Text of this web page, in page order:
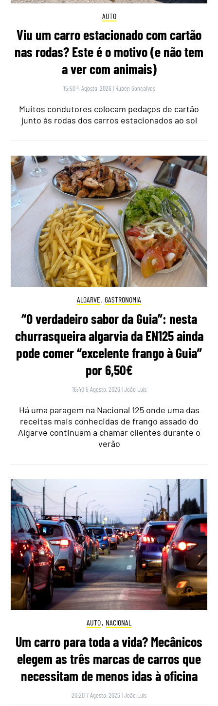
AUTO
Viu um carro estacionado com cartão
nas rodas? Este é o motivo (e não tem
a ver com animais)
15:50 4 Agosto, 2026 | Rubén Gonçalves
Muitos condutores colocam pedaços de cartão
junto às rodas dos carros estacionados ao sol
ALGARVE, GASTRONOMIA
“O verdadeiro sabor da Guia”: nesta
churrasqueira algarvia da EN125 ainda
pode comer “excelente frango à Guia”
por 6,50€
16:40 5 Agosto, 2026 |João Luís
Há uma paragem na Nacional 125 onde uma das
receitas mais conhecidas de frango assado do
Algarve continuam a chamar clientes durante o
verão
AUTO, NACIONAL
Um carro para toda a vida? Mecânicos
elegem as três marcas de carros que
necessitam de menos idas à oficina
20:20 7 Agosto, 2026 |João Luís